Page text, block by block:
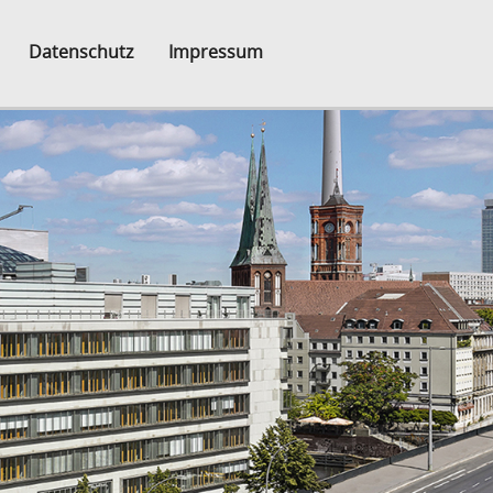
Datenschutz Impressum